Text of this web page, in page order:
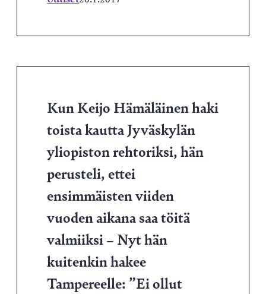
Kun Keijo Hämäläinen haki
toista kautta Jyväskylän
yliopiston rehtoriksi, hän
perusteli, ettei
ensimmäisten viiden
vuoden aikana saa töitä
valmiiksi – Nyt hän
kuitenkin hakee
Tampereelle: ”Ei ollut